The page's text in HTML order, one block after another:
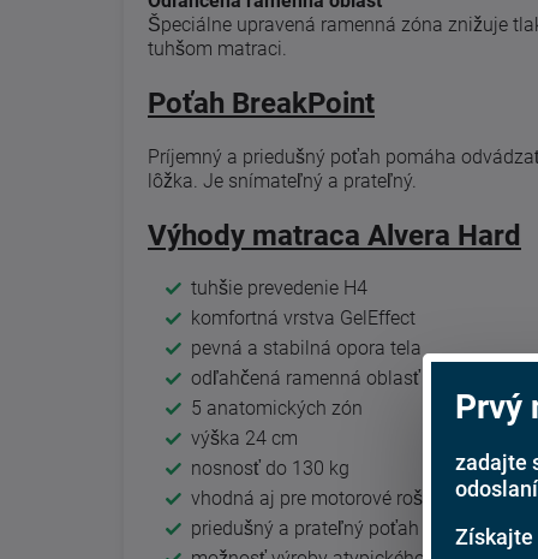
Špeciálne upravená ramenná zóna znižuje
tuhšom matraci.
Poťah BreakPoint
Príjemný a priedušný poťah pomáha
lôžka. Je snímateľný a prateľný.
Výhody matraca Alvera Hard
tuhšie prevedenie H4
komfortná vrstva GelEffect
pevná a stabilná opora tela
odľahčená ramenná oblasť
5 anatomických zón
výška 24 cm
nosnosť do 130 kg
vhodná aj pre motorové rošty
priedušný a prateľný poťah BreakPoint
Prvý
zadajte
Získajte